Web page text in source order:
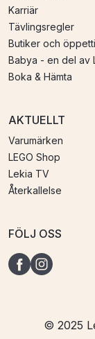
Karriär
Tävlingsregler
Butiker och
Babya - en del av
Boka & Hämta
AKTUELLT
Varumärken
LEGO Shop
Lekia TV
Återkallelse
FÖLJ OSS
© 2025